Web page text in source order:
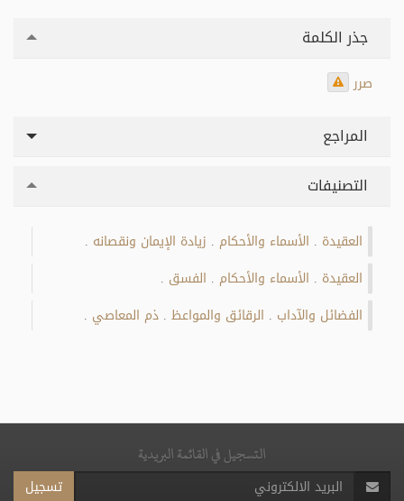
جذر الكلمة
صرر
المراجع
التصنيفات
العقيدة الأسماء والأحكام زيادة الإيمان ونقصانه
العقيدة الأسماء والأحكام الفسق
الفضائل والآداب الرقائق والمواعظ ذم المعاصي
التسجيل في القائمة البريدية
تسجيل